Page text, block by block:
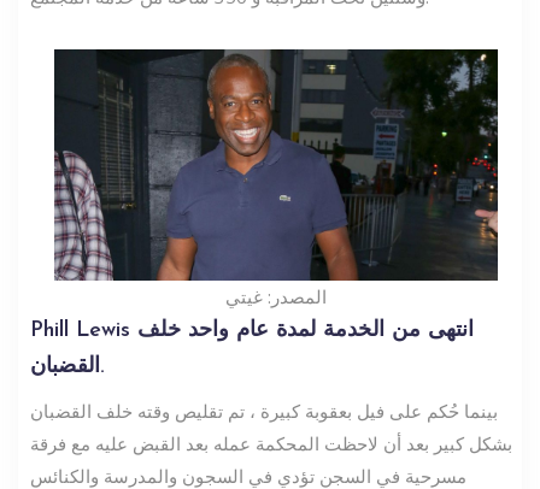
المصدر: غيتي
Phill Lewis انتهى من الخدمة لمدة عام واحد خلف
القضبان.
بينما حُكم على فيل بعقوبة كبيرة ، تم تقليص وقته خلف القضبان
بشكل كبير بعد أن لاحظت المحكمة عمله بعد القبض عليه مع فرقة
مسرحية في السجن تؤدي في السجون والمدرسة والكنائس